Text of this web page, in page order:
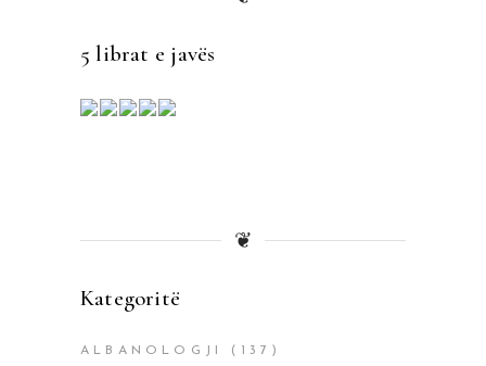
5 librat e javës
❦
Kategoritë
ALBANOLOGJI (137)